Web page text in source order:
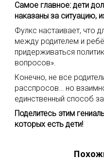
Самое главное: дети
наказаны за ситуацию,
Фулкс настаивает, что
между родителем и
придерживаться
вопросов».
Конечно, не все
расспросов… но
единственный способ
Поделитесь этим
которых есть дети!